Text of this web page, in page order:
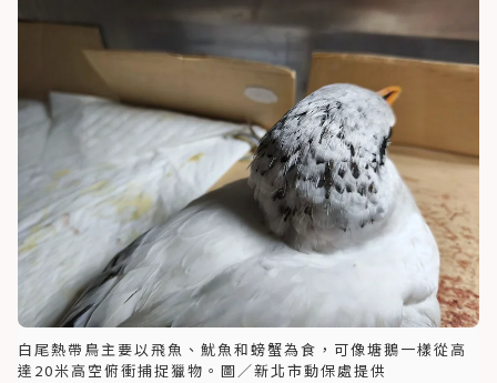
白尾熱帶鳥主要以飛魚、魷魚和螃蟹為食，可像塘鵝一樣從高
達20米高空俯衝捕捉獵物。圖／新北市動保處提供